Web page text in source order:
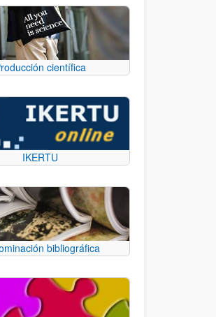
científica
IKERTU
bibliográfica